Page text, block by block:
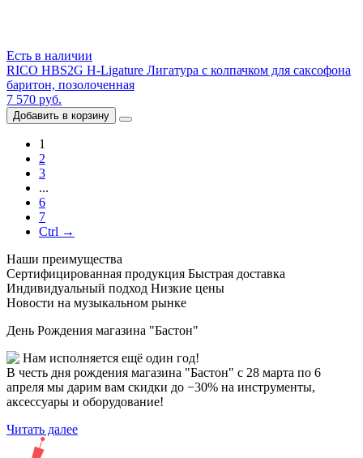
Есть в наличии
RICO HBS2G H-Ligature Лигатура с колпачком для саксофона
баритон, позолоченная
7 570 руб.
Добавить в корзину
1
2
3
...
6
7
Ctrl →
Наши преимущества
Сертифицированная продукция Быстрая доставка
Индивидуальный подход Низкие цены
Новости на музыкальном рынке
День Рождения магазина "Бастон"
Нам исполняется ещё один год!
В честь дня рождения магазина "Бастон" с 28 марта по 6
апреля мы дарим вам скидки до −30% на инструменты,
аксессуары и оборудование!
Читать далее